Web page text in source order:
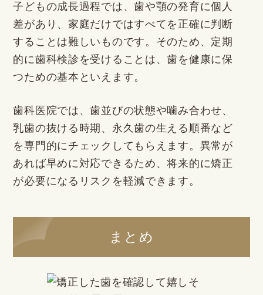
子どもの成長過程では、歯や顎の発育に個人
差があり、家庭だけではすべてを正確に判断
することは難しいものです。そのため、定期
的に歯科検診を受けることは、歯を健康に保
つための基本といえます。
歯科医院では、歯並びの状態や噛み合わせ、
乳歯の抜ける時期、永久歯の生える順番など
を専門的にチェックしてもらえます。異常が
あれば早めに対応できるため、将来的に矯正
が必要になるリスクを軽減できます。
まとめ